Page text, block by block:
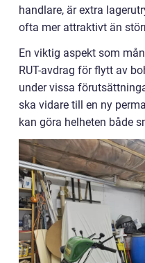
handlare, är extra
ofta mer attraktivt än
En viktig aspekt som
RUT-avdrag för flytt av
under vissa
ska vidare till en ny
kan göra helheten både